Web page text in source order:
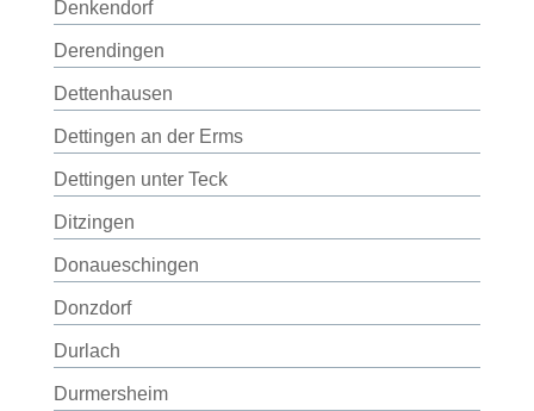
Denkendorf
Derendingen
Dettenhausen
Dettingen an der Erms
Dettingen unter Teck
Ditzingen
Donaueschingen
Donzdorf
Durlach
Durmersheim